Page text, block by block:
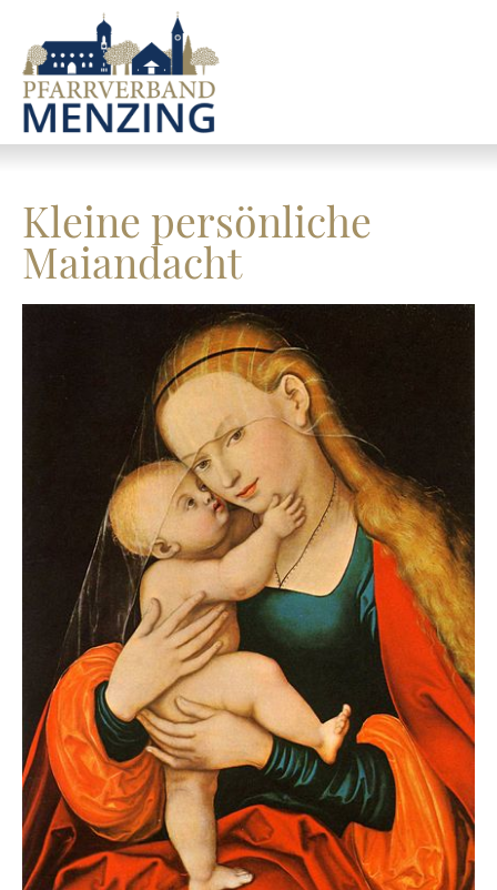
Kleine persönliche
Maiandacht